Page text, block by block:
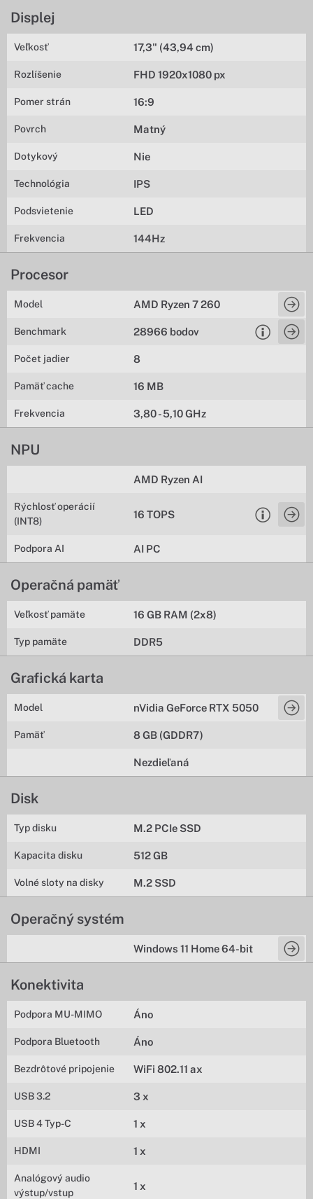
Displej
Veľkosť 17,3" (43,94 cm)
Rozlíšenie FHD 1920x1080 px
Pomer strán 16:9
Povrch Matný
Dotykový Nie
Technológia IPS
Podsvietenie LED
Frekvencia 144Hz
Procesor
Model AMD Ryzen 7 260
Benchmark 28966 bodov
Počet jadier 8
Pamäť cache 16 MB
Frekvencia 3,80 - 5,10 GHz
NPU
AMD Ryzen AI
Rýchlosť operácií
(INT8)
16 TOPS
Podpora AI AI PC
Operačná pamäť
Veľkosť pamäte 16 GB RAM (2x8)
Typ pamäte DDR5
Grafická karta
Model nVidia GeForce RTX 5050
Pamäť 8 GB (GDDR7)
Nezdieľaná
Disk
Typ disku M.2 PCIe SSD
Kapacita disku 512 GB
Volné sloty na disky M.2 SSD
Operačný systém
Windows 11 Home 64-bit
Konektivita
Podpora MU-MIMO Áno
Podpora Bluetooth Áno
Bezdrôtové pripojenie WiFi 802.11 ax
USB 3.2 3 x
USB 4 Typ-C 1 x
HDMI 1 x
Analógový audio
výstup/vstup
1 x